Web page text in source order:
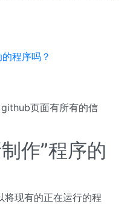
程序吗？
页面有所有的信
作”程序的
现有的正在运行的程